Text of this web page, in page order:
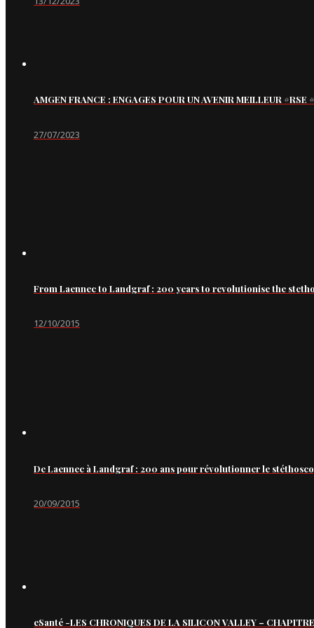
AMGEN FRANCE : ENGAGES POUR UN AVENIR MEILLEUR
27/07/2023
From Laennec to Landgraf : 200 years to revolutionise the
12/10/2015
De Laennec à Landgraf : 200 ans pour révolutionner le
20/09/2015
eSanté -LES CHRONIQUES DE LA SILICON VALLEY –